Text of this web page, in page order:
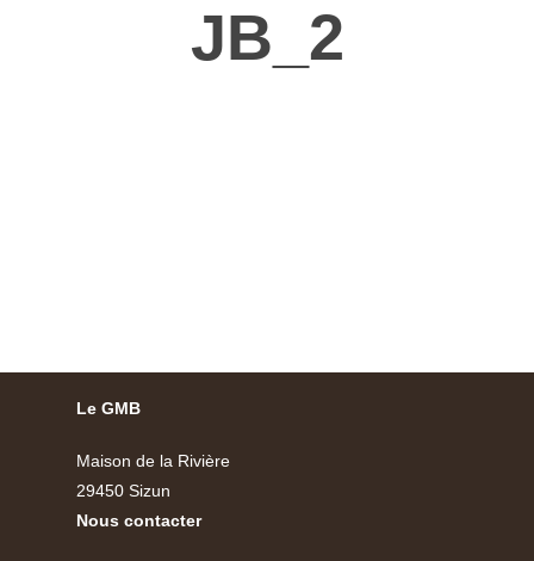
JB_2
Le GMB
Maison de la Rivière
29450 Sizun
Nous contacter